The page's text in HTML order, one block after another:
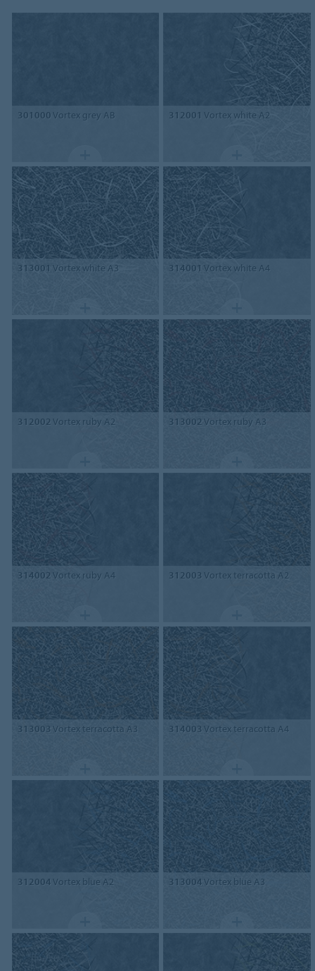
301000 Vortex grey AB 312001 Vortex white A2
313001 Vortex white A3 314001 Vortex white A4
312002 Vortex ruby A2 313002 Vortex ruby A3
314002 Vortex ruby A4 312003 Vortex terracotta A2
313003 Vortex terracotta A3 314003 Vortex terracotta A4
312004 Vortex blue A2 313004 Vortex blue A3